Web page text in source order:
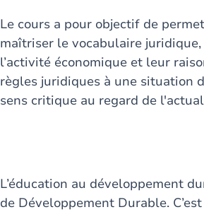
Le cours a pour objectif de
maîtriser le vocabulaire
l’activité économique et leur
règles juridiques à une situation
sens critique au regard de
L’éducation au développement
de Développement Durable.